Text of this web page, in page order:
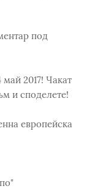
под
май 2017! Чакат
и споделете!
европейска